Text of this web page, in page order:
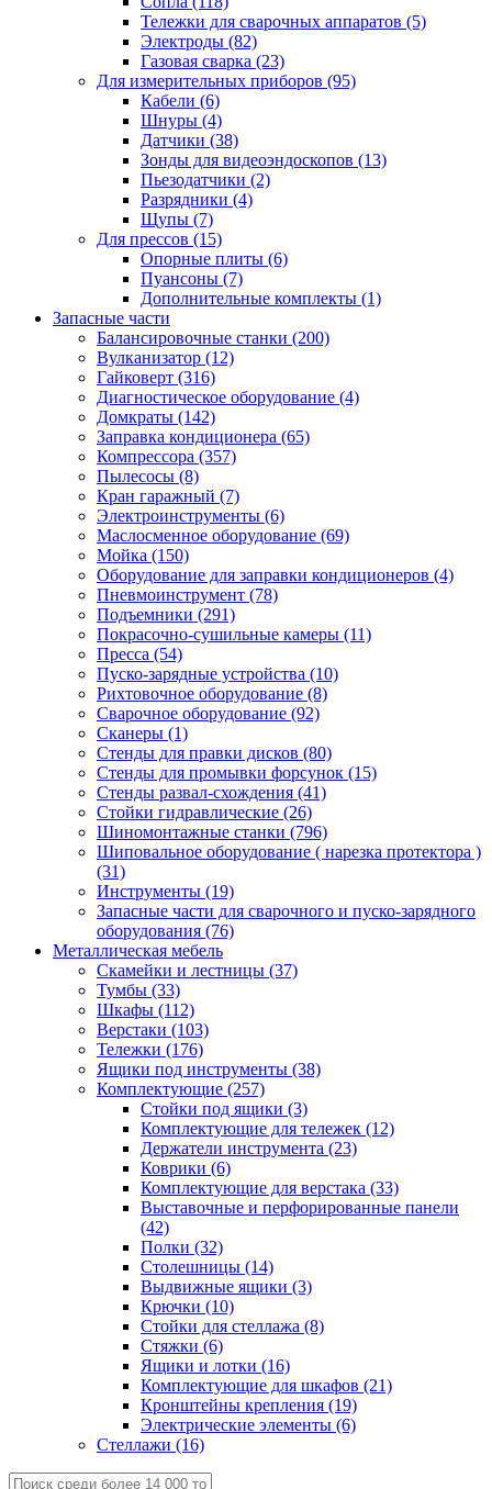
Тележки для сварочных аппаратов (5)
Электроды (82)
Газовая сварка (23)
Для измерительных приборов (95)
Кабели (6)
Шнуры (4)
Датчики (38)
Зонды для видеоэндоскопов (13)
Пьезодатчики (2)
Разрядники (4)
Щупы (7)
Для прессов (15)
Опорные плиты (6)
Пуансоны (7)
Дополнительные комплекты (1)
Запасные части
Балансировочные станки (200)
Вулканизатор (12)
Гайковерт (316)
Диагностическое оборудование (4)
Домкраты (142)
Заправка кондиционера (65)
Компрессора (357)
Пылесосы (8)
Кран гаражный (7)
Электроинструменты (6)
Маслосменное оборудование (69)
Мойка (150)
Оборудование для заправки кондиционеров (4)
Пневмоинструмент (78)
Подъемники (291)
Покрасочно-сушильные камеры (11)
Пресса (54)
Пуско-зарядные устройства (10)
Рихтовочное оборудование (8)
Сварочное оборудование (92)
Сканеры (1)
Стенды для правки дисков (80)
Стенды для промывки форсунок (15)
Стенды развал-схождения (41)
Стойки гидравлические (26)
Шиномонтажные станки (796)
Шиповальное оборудование ( нарезка протектора )
(31)
Инструменты (19)
Запасные части для сварочного и пуско-зарядного
оборудования (76)
Металлическая мебель
Скамейки и лестницы (37)
Тумбы (33)
Шкафы (112)
Верстаки (103)
Тележки (176)
Ящики под инструменты (38)
Комплектующие (257)
Стойки под ящики (3)
Комплектующие для тележек (12)
Держатели инструмента (23)
Коврики (6)
Комплектующие для верстака (33)
Выставочные и перфорированные панели
(42)
Полки (32)
Столешницы (14)
Выдвижные ящики (3)
Крючки (10)
Стойки для стеллажа (8)
Стяжки (6)
Ящики и лотки (16)
Комплектующие для шкафов (21)
Кронштейны крепления (19)
Электрические элементы (6)
Стеллажи (16)